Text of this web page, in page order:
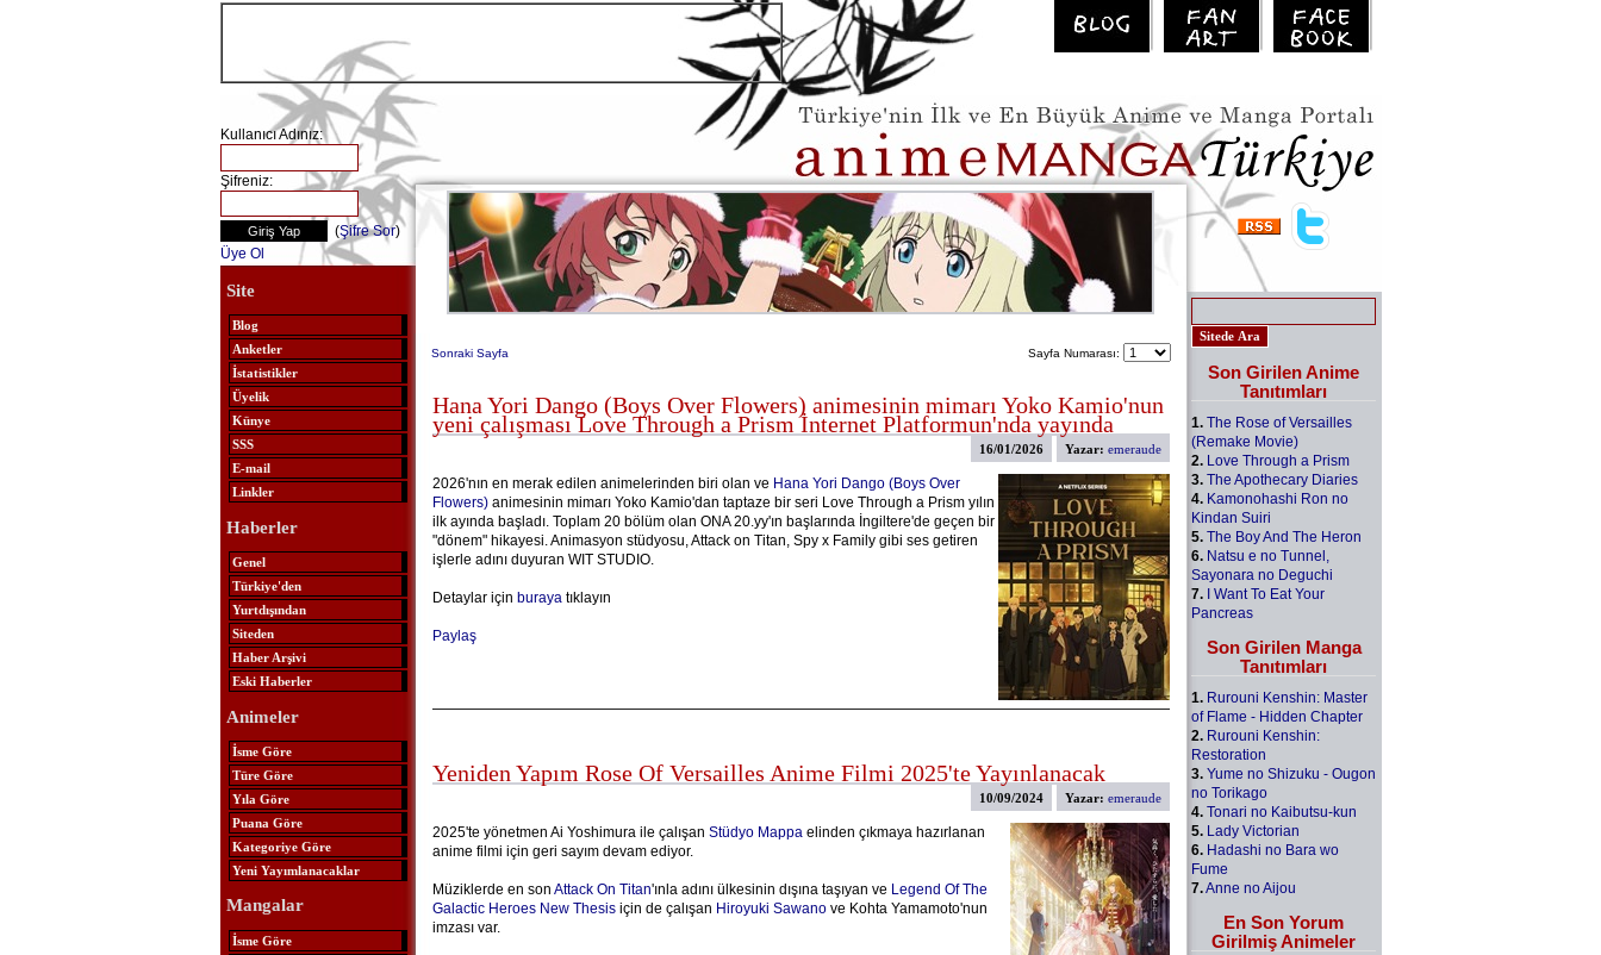
Kullanıcı Adınız:
Şifreniz:
(Şifre Sor)
Üye Ol
Site
Blog
Anketler
İstatistikler
Üyelik
Künye
SSS
E-mail
Linkler
Haberler
Genel
Türkiye'den
Yurtdışından
Siteden
Haber Arşivi
Eski Haberler
Animeler
İsme Göre
Türe Göre
Yıla Göre
Puana Göre
Kategoriye Göre
Yeni Yayımlanacaklar
Mangalar
İsme Göre
Sonraki Sayfa Sayfa Numarası:
Hana Yori Dango (Boys Over Flowers) animesinin mimarı Yoko Kamio'nun
yeni çalışması Love Through a Prism İnternet Platformun'nda yayında
Yazar: emeraude
16/01/2026
2026'nın en merak edilen animelerinden biri olan ve Hana Yori Dango (Boys Over
Flowers)animesinin mimarı Yoko Kamio'dan taptaze bir seri Love Through a Prism yılın
ilk ayında başladı. Toplam 20 bölüm olan ONA 20.yy'ın başlarında İngiltere'de geçen bir
"dönem" hikayesi. Animasyon stüdyosu, Attack on Titan, Spy x Family gibi ses getiren
işlerle adını duyuran WIT STUDIO.
Detaylar için burayatıklayın
Paylaş
Yeniden Yapım Rose Of Versailles Anime Filmi 2025'te Yayınlanacak
Yazar: emeraude
10/09/2024
2025'te yönetmen Ai Yoshimura ile çalışan Stüdyo Mappaelinden çıkmaya hazırlanan
anime filmi için geri sayım devam ediyor.
Müziklerde en son Attack On Titan'ınla adını ülkesinin dışına taşıyan ve Legend Of The
Galactic Heroes New Thesisiçin de çalışan Hiroyuki Sawanove Kohta Yamamoto'nun
imzası var.
Son Girilen Anime
Tanıtımları
1. The Rose of Versailles
(Remake Movie)
2. Love Through a Prism
3. The Apothecary Diaries
4. Kamonohashi Ron no
Kindan Suiri
5. The Boy And The Heron
6. Natsu e no Tunnel,
Sayonara no Deguchi
7. I Want To Eat Your
Pancreas
Son Girilen Manga
Tanıtımları
1. Rurouni Kenshin: Master
of Flame - Hidden Chapter
2. Rurouni Kenshin:
Restoration
3. Yume no Shizuku - Ougon
no Torikago
4. Tonari no Kaibutsu-kun
5. Lady Victorian
6. Hadashi no Bara wo
Fume
7.Anne no Aijou
En Son Yorum
Girilmiş Animeler